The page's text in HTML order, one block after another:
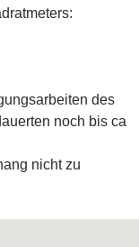
des
noch bis ca
nicht zu